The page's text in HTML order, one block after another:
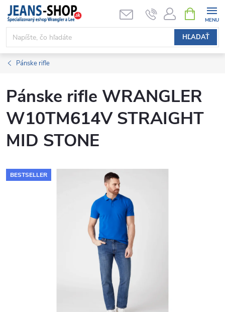
Prejsť
obsah
HĽADAŤ
KOŠÍK
Pánske rifle
Pánske rifle WRANGLER
W10TM614V STRAIGHT
MID STONE
BESTSELLER